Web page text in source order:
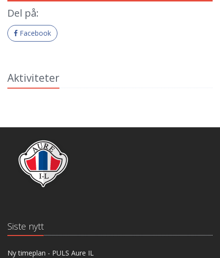
Del på:
Facebook
Aktiviteter
Siste nytt
Ny timeplan - PULS Aure IL